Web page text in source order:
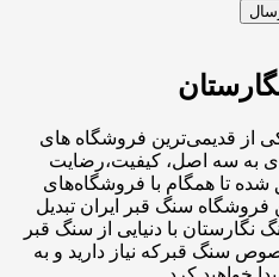
از قدیمی‌ترین فروشگاه های
به سه اصل، کیفیت،رضایت
تا همگام با فروشگاه‌های
فروشگاه سنگ قبر ایران تبدیل
با دنیایی از سنگ قبر
سنگ قبرکه نیاز دارید و به